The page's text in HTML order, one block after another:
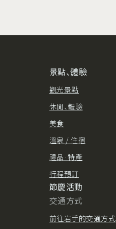
景點、體驗
觀光景點
休閒、體驗
美食
溫泉 / 住宿
禮品·特產
行程預訂
節慶活動
交通方式
前往岩手的交通方式